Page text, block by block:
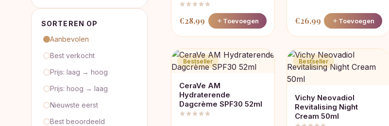
SORTEREN OP
Aanbevolen
Best verkocht
Prijs: laag → hoog
Prijs: hoog → laag
Nieuwste eerst
Best beoordeeld
€28,99 Toevoegen €26,99 Toevoegen
Bestseller
CeraVe AM
Hydraterende
Dagcrème SPF30 52ml
Bestseller
Vichy Neovadiol
Revitalising Night
Cream 50ml